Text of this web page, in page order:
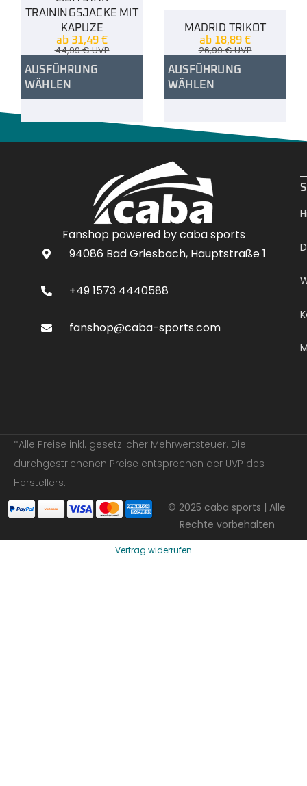
TRAININGSJACKE MIT
KAPUZE
ab 31,49 €
44,99€UVP
AUSFÜHRUNG
WÄHLEN
MADRID TRIKOT
ab 18,89 €
26,99€UVP
AUSFÜHRUNG
WÄHLEN
Fanshop powered by caba sports
94086 Bad Griesbach, Hauptstraße 1
+49 1573 4440588
fanshop@caba-sports.com
*Alle Preise inkl. gesetzlicher Mehrwertsteuer. Die
durchgestrichenen Preise entsprechen der UVP des
Herstellers.
© 2025 caba sports | Alle
Rechte vorbehalten
Vertrag widerrufen